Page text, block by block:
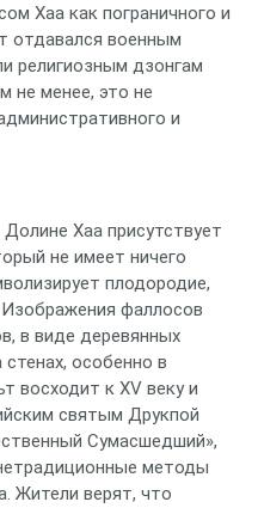
Хаа как пограничного и
отдавался военным
религиозным дзонгам
не менее, это не
и
Долине Хаа присутствует
не имеет ничего
плодородие,
фаллосов
в виде деревянных
особенно в
восходит к XV веку и
святым Друкпой
Сумасшедший»,
методы
Жители верят, что